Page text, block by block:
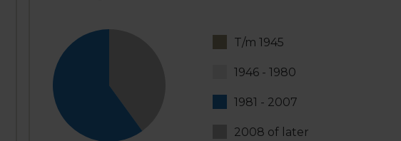
T/m 1945
1946 - 1980
1981 - 2007
2008 of later